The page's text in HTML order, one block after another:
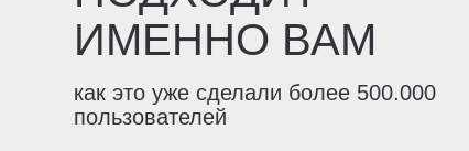
ИМЕННО ВАМ
как это уже сделали более 500.000
пользователей